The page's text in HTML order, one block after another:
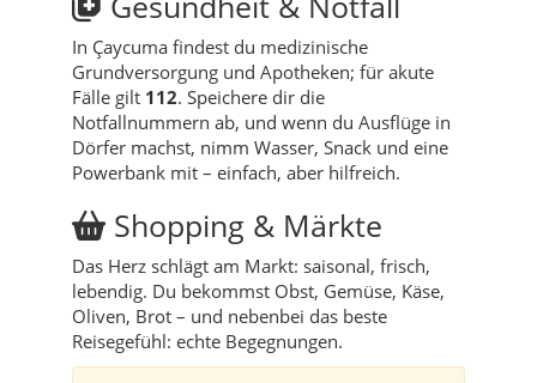
In Çaycuma findest du medizinische
Grundversorgung und Apotheken; für akute
Fälle gilt 112. Speichere dir die
Notfallnummern ab, und wenn du Ausflüge in
Dörfer machst, nimm Wasser, Snack und eine
Powerbank mit – einfach, aber hilfreich.
Shopping & Märkte
Das Herz schlägt am Markt: saisonal, frisch,
lebendig. Du bekommst Obst, Gemüse, Käse,
Oliven, Brot – und nebenbei das beste
Reisegefühl: echte Begegnungen.